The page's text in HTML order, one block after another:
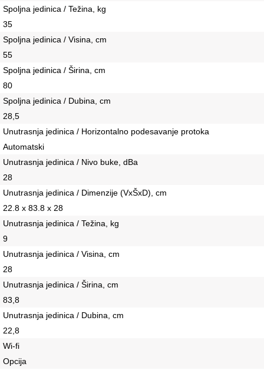
Spoljna jedinica / Težina, kg
35
Spoljna jedinica / Visina, сm
55
Spoljna jedinica / Širina, сm
80
Spoljna jedinica / Dubina, сm
28,5
Unutrasnja jedinica / Horizontalno podesavanje protoka
Automatski
Unutrasnja jedinica / Nivo buke, dBa
28
Unutrasnja jedinica / Dimenzije (VxŠxD), сm
22.8 x 83.8 x 28
Unutrasnja jedinica / Težina, kg
9
Unutrasnja jedinica / Visina, сm
28
Unutrasnja jedinica / Širina, сm
83,8
Unutrasnja jedinica / Dubina, сm
22,8
Wi-fi
Opcija